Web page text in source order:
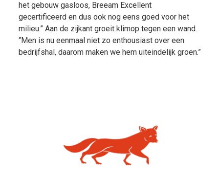
het gebouw gasloos, Breeam Excellent
gecertificeerd en dus ook nog eens goed voor het
milieu.” Aan de zijkant groeit klimop tegen een wand.
“Men is nu eenmaal niet zo enthousiast over een
bedrijfshal, daarom maken we hem uiteindelijk groen.”